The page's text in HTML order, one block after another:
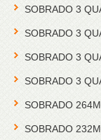
SOBRADO 3
SOBRADO 3
SOBRADO 3
SOBRADO 3
SOBRADO
SOBRADO